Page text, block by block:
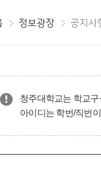
정보광장 공지사
청주대학교는 학교
아이디는 학번/직번